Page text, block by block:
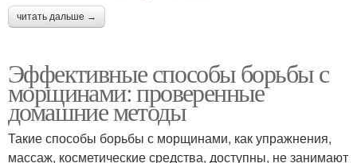
читать дальше →
Эффективные способы борьбы с
морщинами: проверенные
домашние методы
Такие способы борьбы с морщинами, как упражнения,
массаж, косметические средства, доступны, не занимают